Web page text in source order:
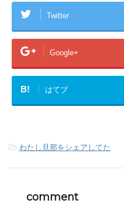
Twitter
Google+
B! はてブ
-わたし旦那をシェアしてた
comment